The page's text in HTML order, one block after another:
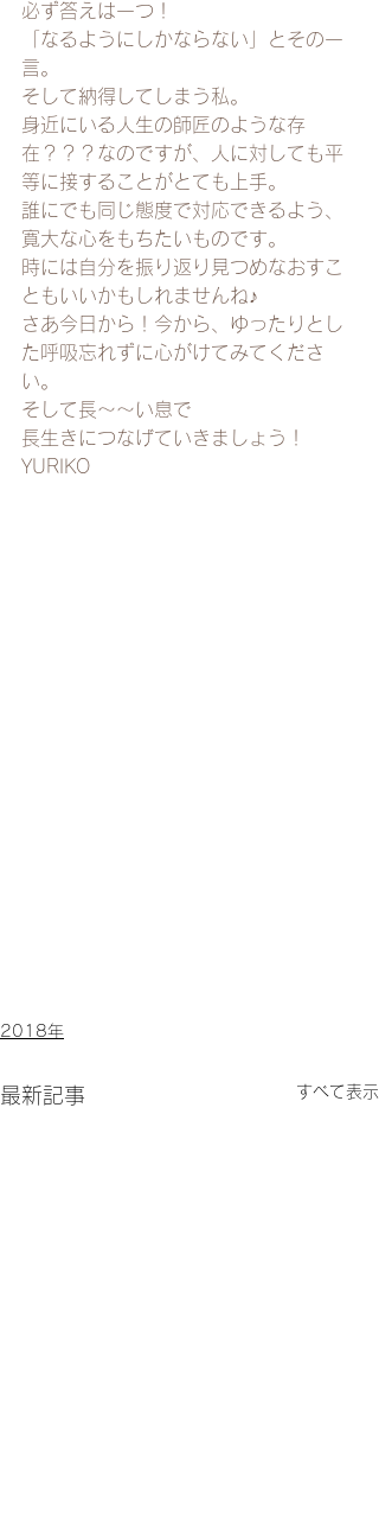
必ず答えは一つ！
「なるようにしかならない」とその一
言。
そして納得してしまう私。
身近にいる人生の師匠のような存
在？？？なのですが、人に対しても平
等に接することがとても上手。
誰にでも同じ態度で対応できるよう、
寛大な心をもちたいものです。
時には自分を振り返り見つめなおすこ
ともいいかもしれませんね♪
さあ今日から！今から、ゆったりとし
た呼吸忘れずに心がけてみてくださ
い。
そして長～～い息で
長生きにつなげていきましょう！
YURIKO
2018年
最新記事 すべて表示